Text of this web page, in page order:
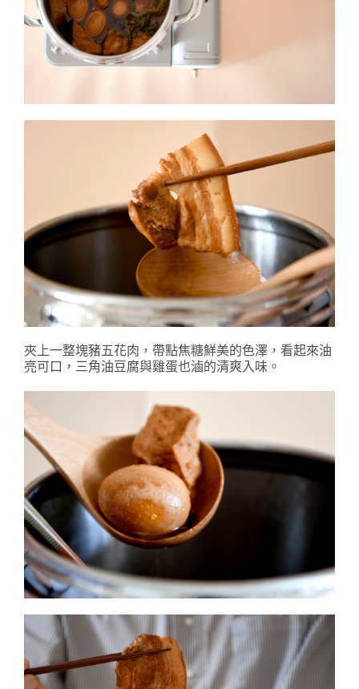
夾上一整塊豬五花肉，帶點焦糖鮮美的色澤，看起來油
亮可口，三角油豆腐與雞蛋也滷的清爽入味。